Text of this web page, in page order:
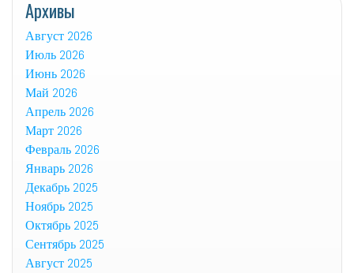
Архивы
Август 2026
Июль 2026
Июнь 2026
Май 2026
Апрель 2026
Март 2026
Февраль 2026
Январь 2026
Декабрь 2025
Ноябрь 2025
Октябрь 2025
Сентябрь 2025
Август 2025